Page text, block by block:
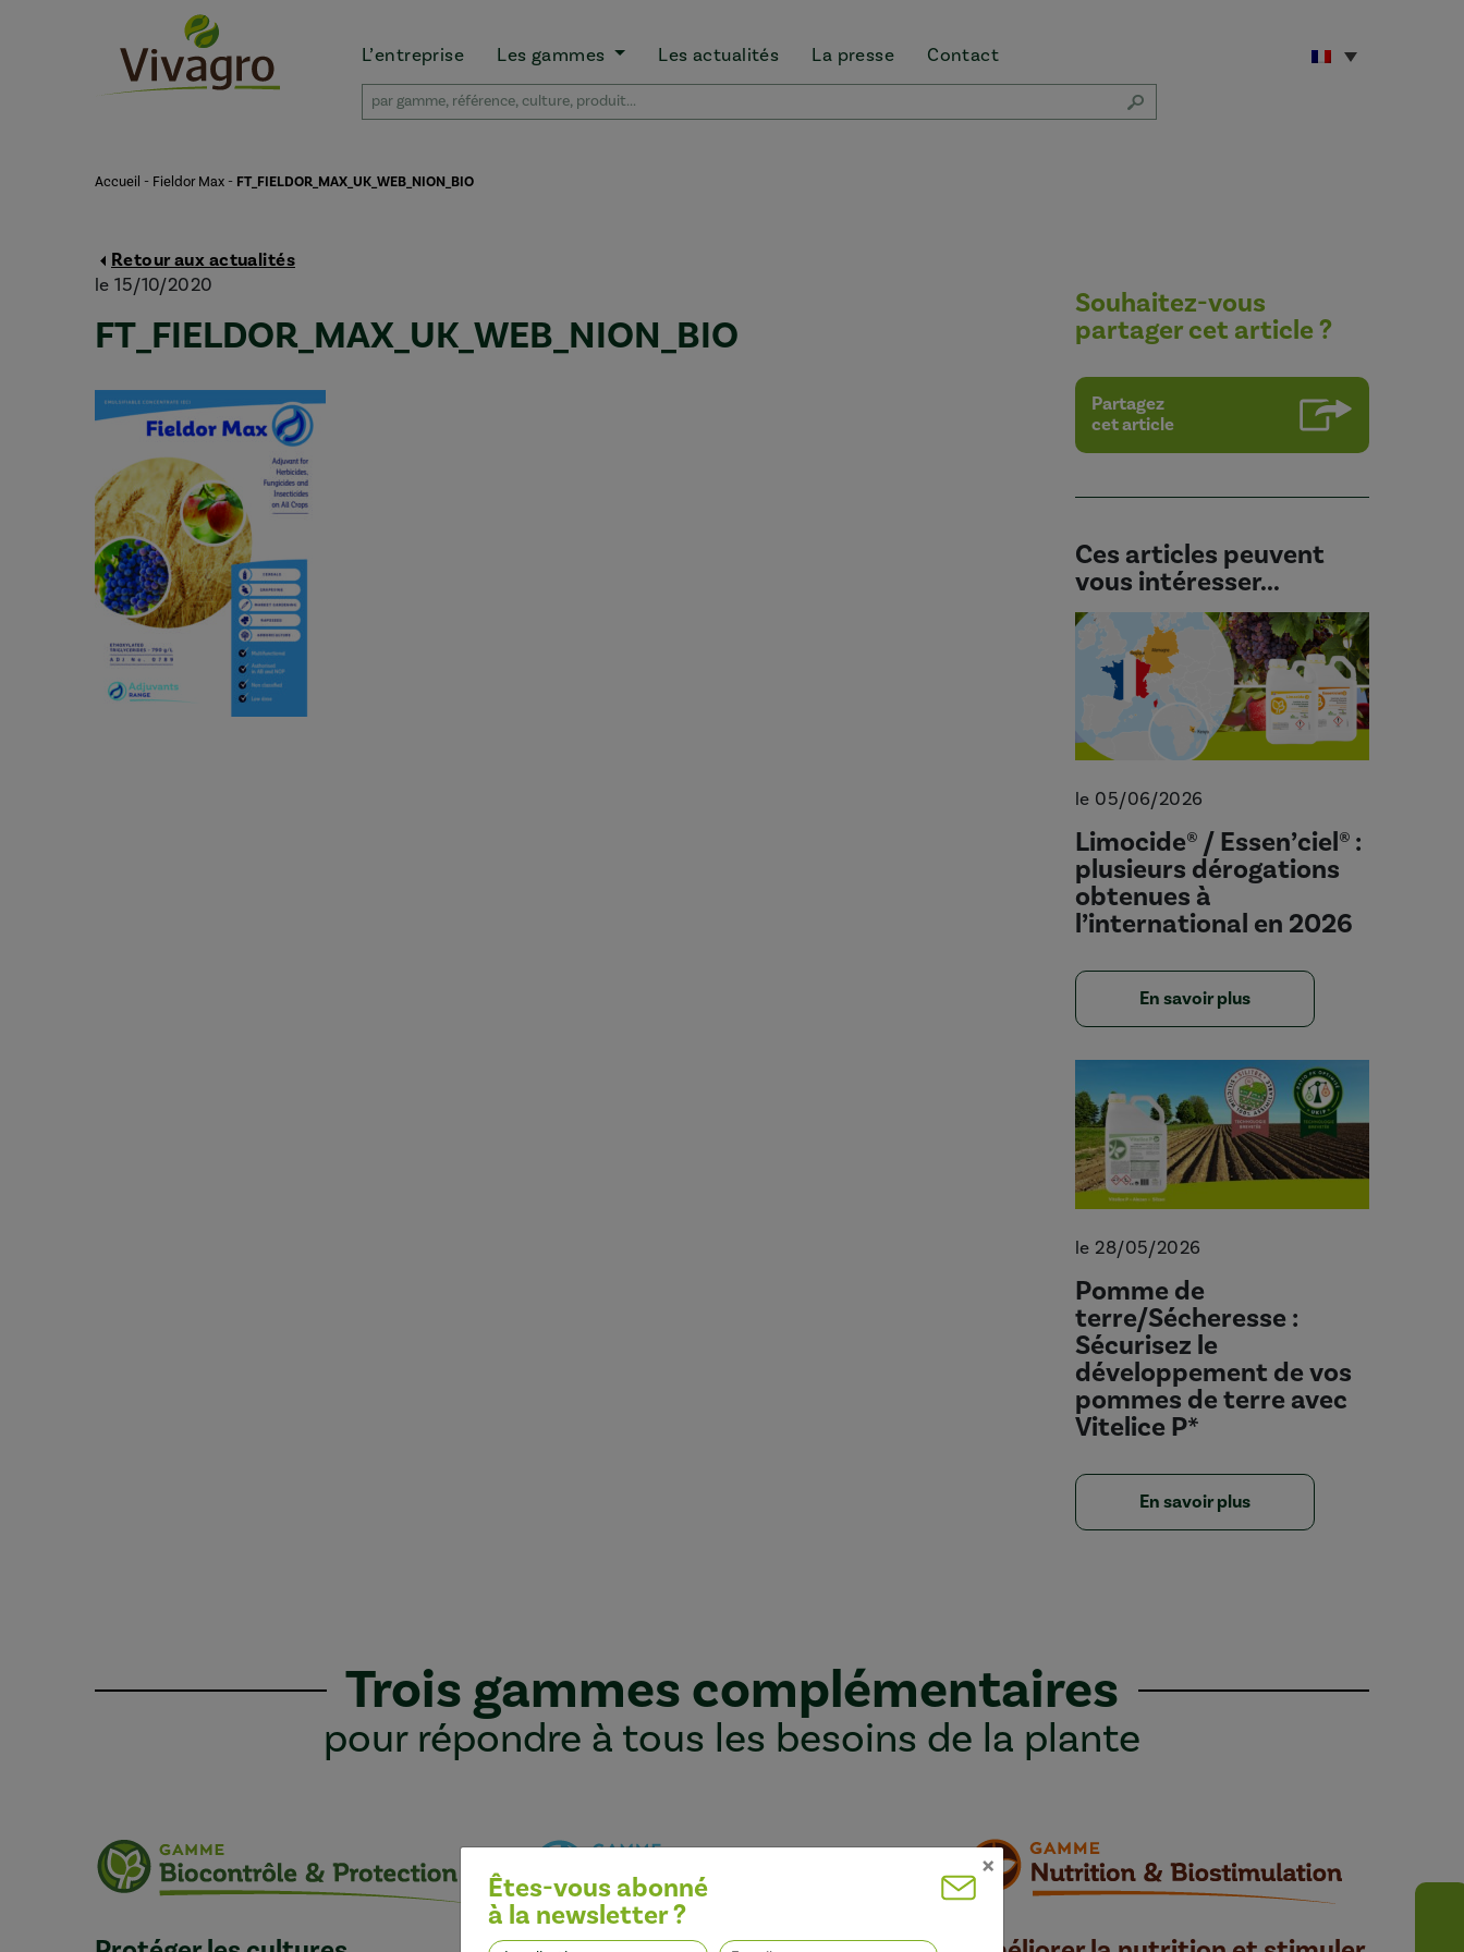
L’entreprise Les gammes Les actualités La presse Contact
Accueil - Fieldor Max - FT_FIELDOR_MAX_UK_WEB_NION_BIO
Retour aux actualités
le 15/10/2020
FT_FIELDOR_MAX_UK_WEB_NION_BIO
Souhaitez-vous
partager cet article ?
Partagez
cet article
Ces articles peuvent
vous intéresser...
le 05/06/2026
Limocide® / Essen’ciel® :
plusieurs dérogations
obtenues à
l’international en 2026
En savoir plus
le 28/05/2026
Pomme de
terre/Sécheresse :
Sécurisez le
développement de vos
pommes de terre avec
Vitelice P*
En savoir plus
Trois gammes complémentaires
pour répondre à tous les besoins de la plante
×
Êtes-vous abonné
à la newsletter ?